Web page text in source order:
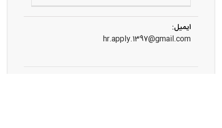
ایمیل:
hr.apply.1397@gmail.com